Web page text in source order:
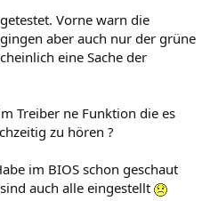
Vorne warn die
aber auch nur der grüne
eine Sache der
Treiber ne Funktion die es
zu hören ?
im BIOS schon geschaut
auch alle eingestellt